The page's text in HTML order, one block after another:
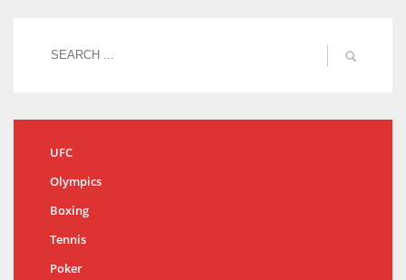
UFC
Olympics
Boxing
Tennis
Poker